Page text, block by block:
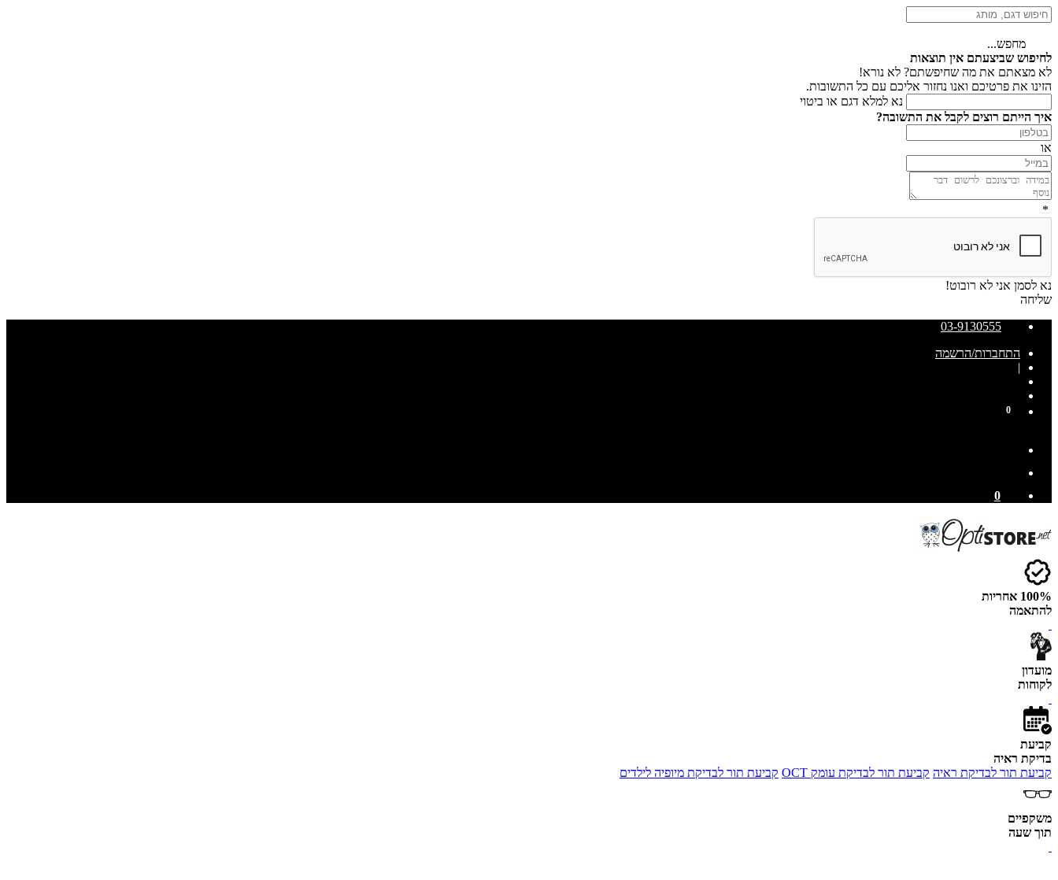
מחפש...
לחיפוש שביצעתם אין תוצאות
לא מצאתם את מה שחיפשתם? לא נורא!
הזינו את פרטיכם ואנו נחזור אליכם עם כל התשובות.
נא למלא דגם או ביטוי
איך הייתם רוצים לקבל את התשובה?
או
*
נא לסמן אני לא רובוט!
שליחה
03-9130555
התחברות/הרשמה
|
0
0
100% אחריות
להתאמה
מועדון
לקוחות
קביעת
בדיקת ראיה
קביעת תור לבדיקת ראיה קביעת תור לבדיקת עומק OCT קביעת תור לבדיקת מיופיה לילדים
משקפיים
תוך שעה